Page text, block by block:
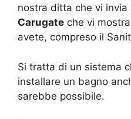
nostra ditta che vi invia
Carugate che vi
avete, compreso il
Si tratta di un sistema
installare un bagno
sarebbe possibile.